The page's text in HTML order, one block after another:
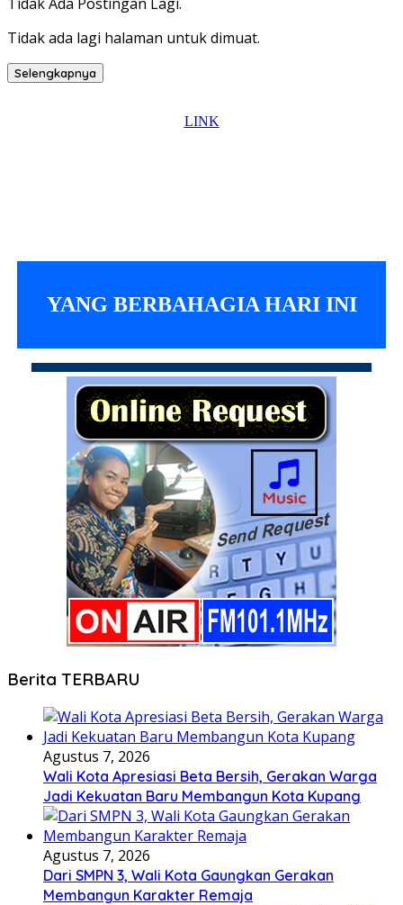
Tidak ada lagi halaman untuk dimuat.
Selengkapnya
Berita TERBARU
Agustus 7, 2026
Wali Kota Apresiasi Beta Bersih, Gerakan Warga
Jadi Kekuatan Baru Membangun Kota Kupang
Agustus 7, 2026
Dari SMPN 3, Wali Kota Gaungkan Gerakan
Membangun Karakter Remaja